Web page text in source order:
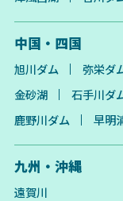
中国・四国
旭川ダム 弥栄ダ
金砂湖
石手川ダ
鹿野川ダム
早明
九州・沖縄
遠賀川